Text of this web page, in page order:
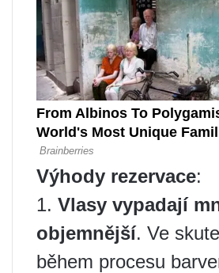
Výhody rezervace:
1. Vlasy vypadají
objemnější. Ve
během procesu